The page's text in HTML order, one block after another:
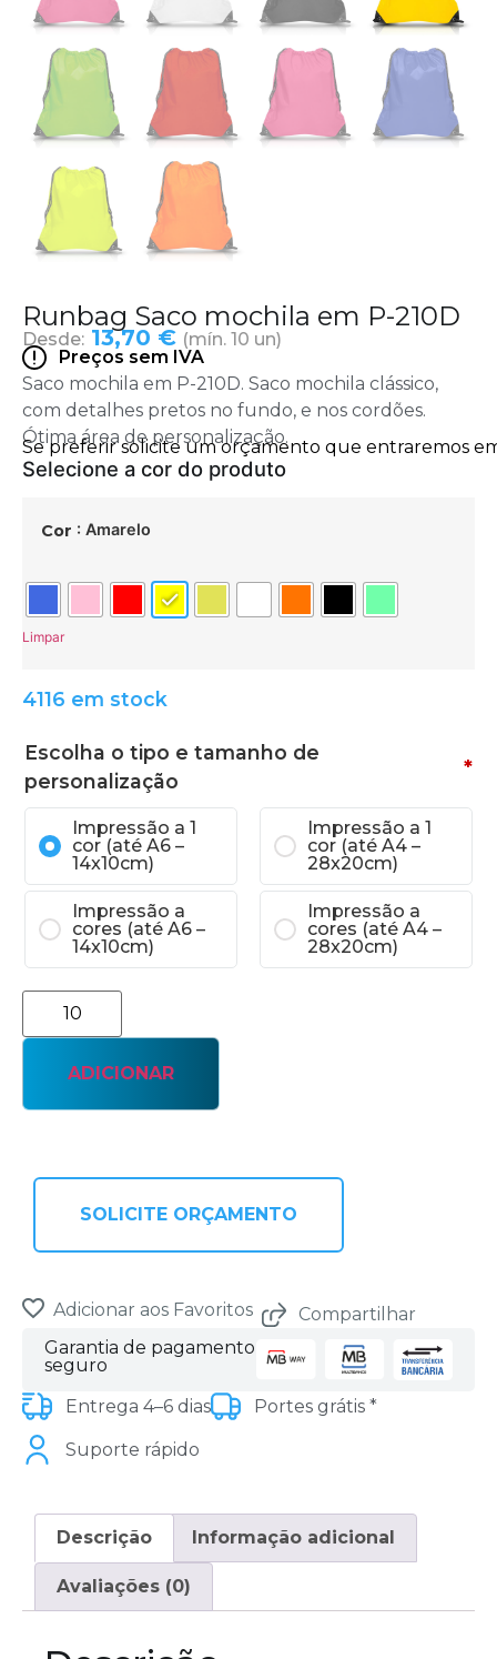
Runbag Saco mochila em P-210D
Desde: 13,70 € (mín. 10 un)
Preços sem IVA
Saco mochila em P-210D. Saco mochila clássico,
com detalhes pretos no fundo, e nos cordões.
Ótima área de personalização.
Cor : Amarelo
Limpar
4116 em stock
Escolha o tipo e tamanho de
personalização
*
Impressão a 1
cor (até A6 –
14x10cm)
Impressão a 1
cor (até A4 –
28x20cm)
Impressão a
cores (até A6 –
14x10cm)
Impressão a
cores (até A4 –
28x20cm)
ADICIONAR
SOLICITE ORÇAMENTO
Adicionar aos Favoritos
Compartilhar
Garantia de pagamento
seguro
Entrega 4–6 dias
Portes grátis *
Suporte rápido
Descrição Informação adicional
Avaliações (0)